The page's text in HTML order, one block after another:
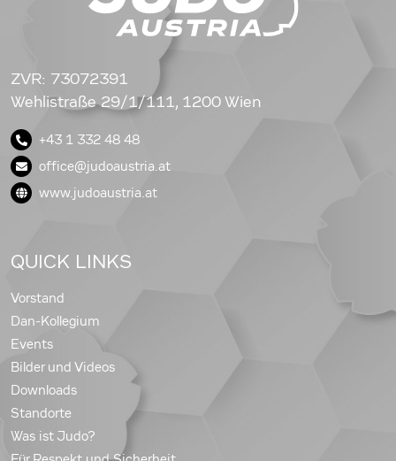
ZVR: 73072391
Wehlistraße 29/1/111, 1200 Wien
+43 1 332 48 48
office@judoaustria.at
www.judoaustria.at
QUICK LINKS
Vorstand
Dan-Kollegium
Events
Bilder und Videos
Downloads
Standorte
Was ist Judo?